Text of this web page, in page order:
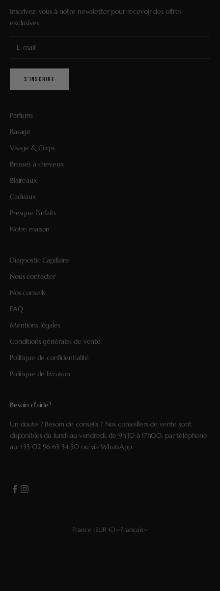
Inscrivez-vous à notre newsletter pour recevoir des offres
exclusives.
S'INSCRIRE
Parfums
Rasage
Visage & Corps
Brosses à cheveux
Blaireaux
Cadeaux
Presque Parfaits
Notre maison
Diagnostic Capillaire
Nous contacter
Nos conseils
FAQ
Mentions légales
Conditions générales de vente
Politique de confidentialité
Politique de livraison
Besoin d'aide?
Un doute ? Besoin de conseils ? Nos conseillers de vente sont
disponibles du lundi au vendredi, de 9h30 à 17h00, par téléphone
au +33 02 96 63 34 50 ou via WhatsApp
France (EUR €) Français